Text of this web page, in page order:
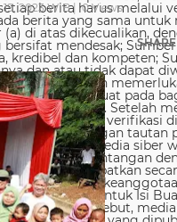
2023 WIB | 0Views
SHARE